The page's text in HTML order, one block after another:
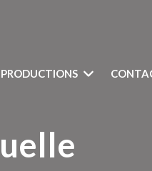
PRODUCTIONS